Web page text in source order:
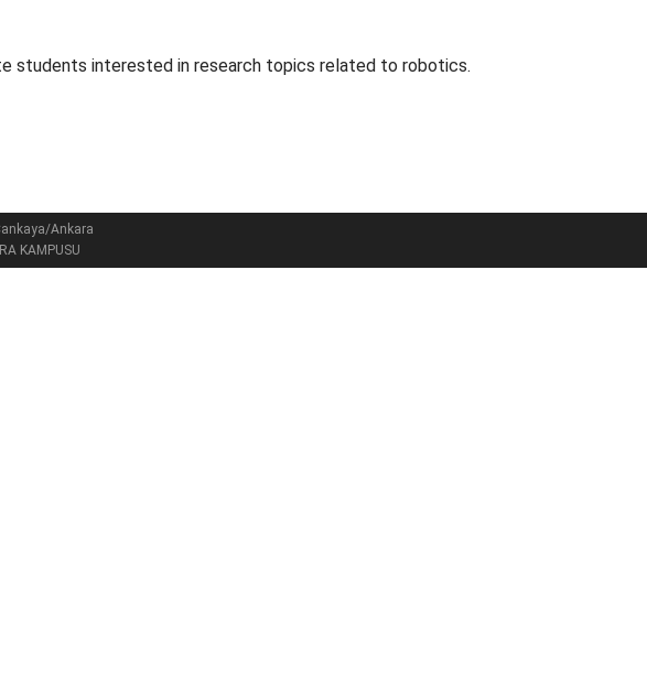
students interested in research topics related to robotics.
Ankara
KAMPUSU